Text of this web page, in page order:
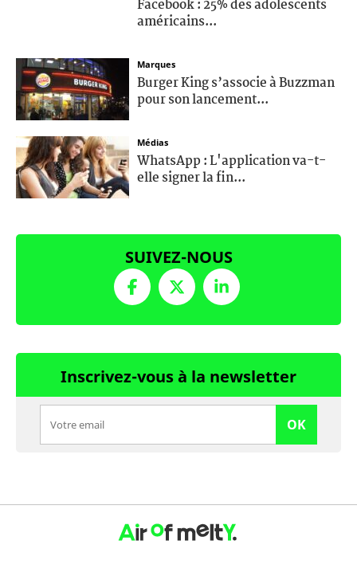
Facebook : 25% des adolescents
américains...
Marques
Burger King s’associe à Buzzman
pour son lancement...
Médias
WhatsApp : L'application va-t-
elle signer la fin...
SUIVEZ-NOUS
Inscrivez-vous à la newsletter
OK